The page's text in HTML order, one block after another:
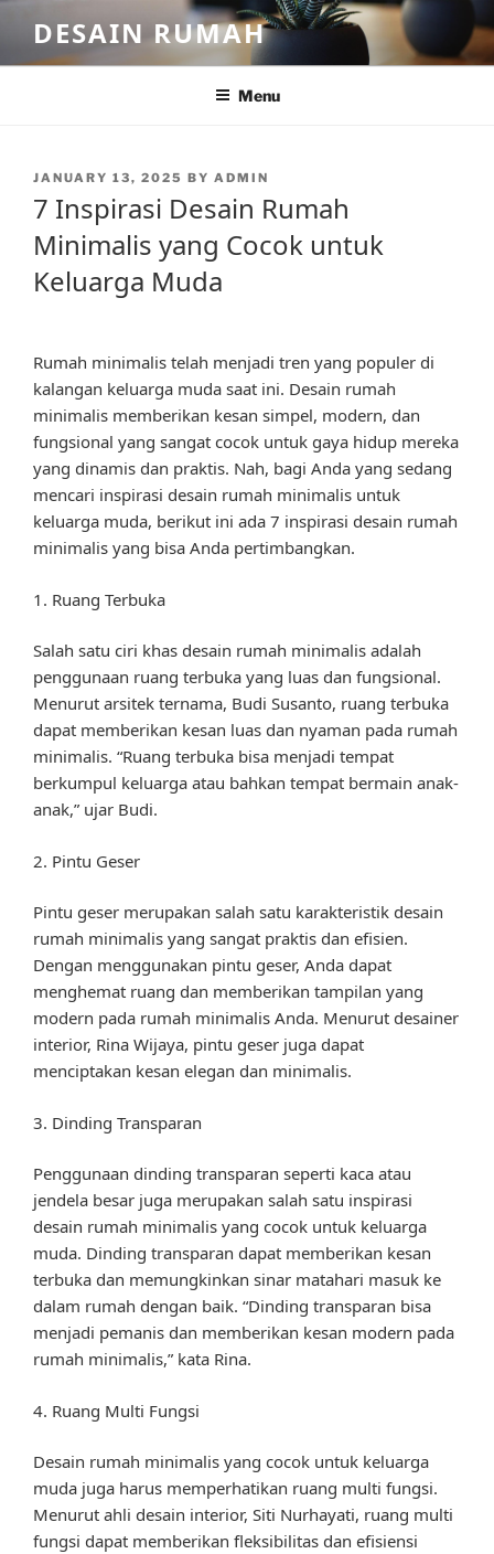
content
DESAIN RUMAH
Menu
POSTED
JANUARY 13, 2025 BY ADMIN
7 Inspirasi Desain Rumah
Minimalis yang Cocok untuk
Keluarga Muda
Rumah minimalis telah menjadi tren yang populer di
kalangan keluarga muda saat ini. Desain rumah
minimalis memberikan kesan simpel, modern, dan
fungsional yang sangat cocok untuk gaya hidup mereka
yang dinamis dan praktis. Nah, bagi Anda yang sedang
mencari inspirasi desain rumah minimalis untuk
keluarga muda, berikut ini ada 7 inspirasi desain rumah
minimalis yang bisa Anda pertimbangkan.
1. Ruang Terbuka
Salah satu ciri khas desain rumah minimalis adalah
penggunaan ruang terbuka yang luas dan fungsional.
Menurut arsitek ternama, Budi Susanto, ruang terbuka
dapat memberikan kesan luas dan nyaman pada rumah
minimalis. “Ruang terbuka bisa menjadi tempat
berkumpul keluarga atau bahkan tempat bermain anak-
anak,” ujar Budi.
2. Pintu Geser
Pintu geser merupakan salah satu karakteristik desain
rumah minimalis yang sangat praktis dan efisien.
Dengan menggunakan pintu geser, Anda dapat
menghemat ruang dan memberikan tampilan yang
modern pada rumah minimalis Anda. Menurut desainer
interior, Rina Wijaya, pintu geser juga dapat
menciptakan kesan elegan dan minimalis.
3. Dinding Transparan
Penggunaan dinding transparan seperti kaca atau
jendela besar juga merupakan salah satu inspirasi
desain rumah minimalis yang cocok untuk keluarga
muda. Dinding transparan dapat memberikan kesan
terbuka dan memungkinkan sinar matahari masuk ke
dalam rumah dengan baik. “Dinding transparan bisa
menjadi pemanis dan memberikan kesan modern pada
rumah minimalis,” kata Rina.
4. Ruang Multi Fungsi
Desain rumah minimalis yang cocok untuk keluarga
muda juga harus memperhatikan ruang multi fungsi.
Menurut ahli desain interior, Siti Nurhayati, ruang multi
fungsi dapat memberikan fleksibilitas dan efisiensi